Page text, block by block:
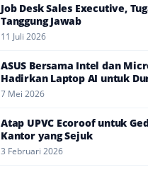
Job Desk Sales Executive,
Tanggung Jawab
11 Juli 2026
ASUS Bersama Intel dan
Hadirkan Laptop AI untuk
7 Mei 2026
Atap UPVC Ecoroof untuk
Kantor yang Sejuk
3 Februari 2026